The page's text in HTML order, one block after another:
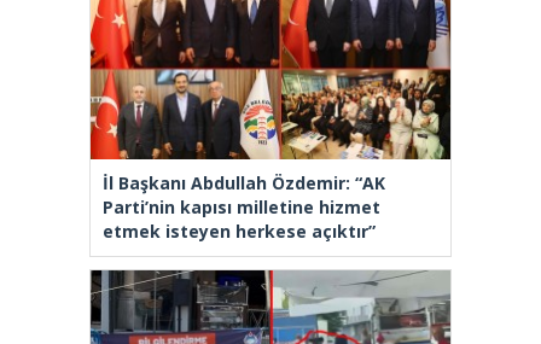
İl Başkanı Abdullah Özdemir: “AK
Parti’nin kapısı milletine hizmet
etmek isteyen herkese açıktır”